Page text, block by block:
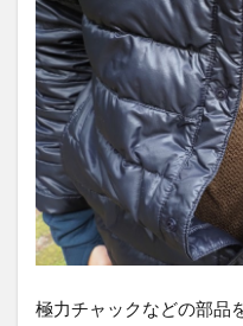
極力チャックなどの部品